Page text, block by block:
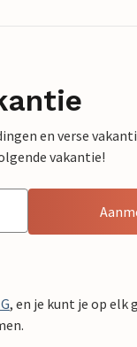
en verse
vakantie!
, en je kunt je op elk